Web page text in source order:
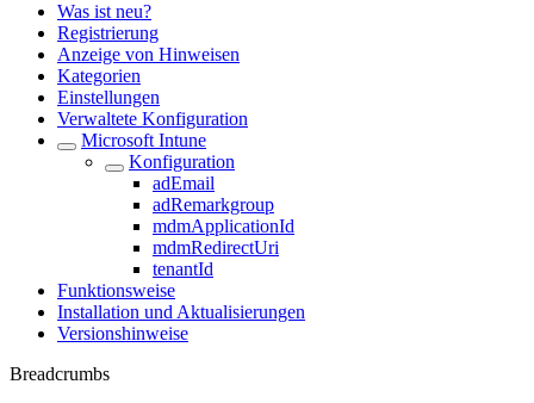
Was ist neu?
Registrierung
Anzeige von Hinweisen
Kategorien
Einstellungen
Verwaltete Konfiguration
Microsoft Intune
Konfiguration
adEmail
adRemarkgroup
mdmApplicationId
mdmRedirectUri
tenantId
Funktionsweise
Installation und Aktualisierungen
Versionshinweise
Breadcrumbs